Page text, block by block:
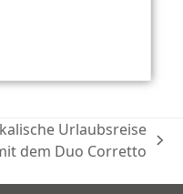
Urlaubsreise
dem Duo Corretto